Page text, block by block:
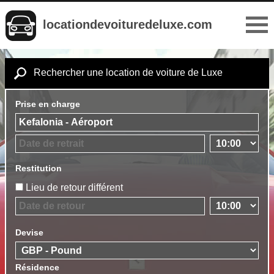
locationdevoituredeluxe.com
Rechercher une location de voiture de Luxe
Prise en charge
Restitution
Lieu de retour différent
Devise
Résidence